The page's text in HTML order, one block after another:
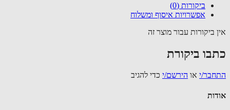
ביקורות (0)
אפשרויות איסוף ומשלוח
אין ביקורות עבור מוצר זה
כתבו ביקורת
התחבר/י או הירשם/י כדי להגיב
אודות